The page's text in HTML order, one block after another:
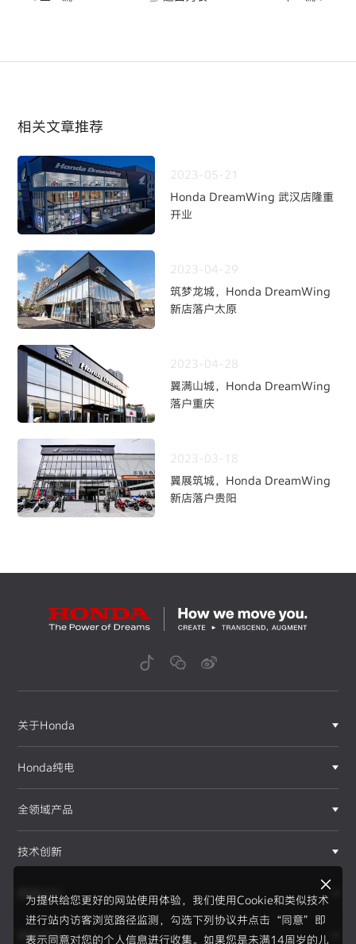
相关文章推荐
2023-05-21
Honda DreamWing 武汉店隆重
开业
2023-04-29
筑梦龙城，Honda DreamWing
新店落户太原
2023-04-28
翼满山城，Honda DreamWing
落户重庆
2023-03-18
翼展筑城，Honda DreamWing
新店落户贵阳
为提供给您更好的网站使用体验，我们使用Cookie和类似技术
进行站内访客浏览路径监测，勾选下列协议并点击“同意”即
表示同意对您的个人信息进行收集。如果您是未满14周岁的儿
关于Honda
Honda纯电
全领域产品
技术创新
赛事运动
新闻资讯